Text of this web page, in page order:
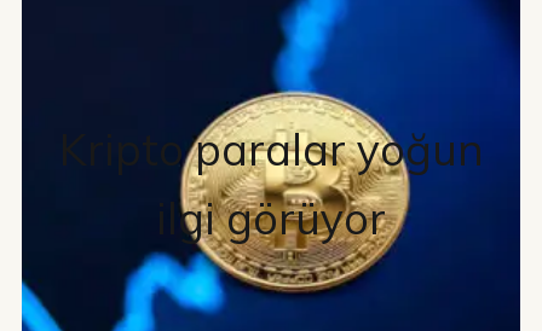
Kripto paralar yoğun
ilgi görüyor